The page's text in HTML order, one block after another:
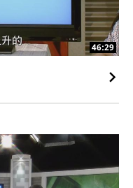
46:29